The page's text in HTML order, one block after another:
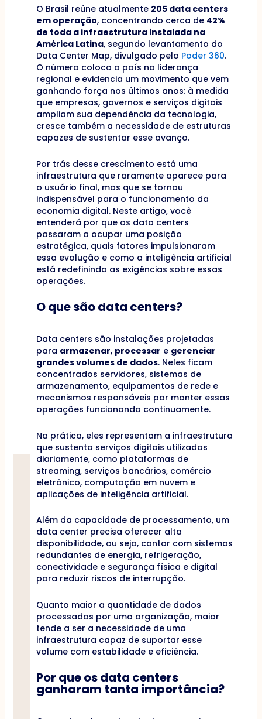
O Brasil reúne atualmente 205 data centers
em operação, concentrando cerca de 42%
de toda a infraestrutura instalada na
América Latina, segundo levantamento do
Data Center Map, divulgado pelo Poder 360.
O número coloca o país na liderança
regional e evidencia um movimento que vem
ganhando força nos últimos anos: à medida
que empresas, governos e serviços digitais
ampliam sua dependência da tecnologia,
cresce também a necessidade de estruturas
capazes de sustentar esse avanço.
Por trás desse crescimento está uma
infraestrutura que raramente aparece para
o usuário final, mas que se tornou
indispensável para o funcionamento da
economia digital. Neste artigo, você
entenderá por que os data centers
passaram a ocupar uma posição
estratégica, quais fatores impulsionaram
essa evolução e como a inteligência artificial
está redefinindo as exigências sobre essas
operações.
O que são data centers?
Data centers são instalações projetadas
para armazenar, processar e gerenciar
grandes volumes de dados. Neles ficam
concentrados servidores, sistemas de
armazenamento, equipamentos de rede e
mecanismos responsáveis por manter essas
operações funcionando continuamente.
Na prática, eles representam a infraestrutura
que sustenta serviços digitais utilizados
diariamente, como plataformas de
streaming, serviços bancários, comércio
eletrônico, computação em nuvem e
aplicações de inteligência artificial.
Além da capacidade de processamento, um
data center precisa oferecer alta
disponibilidade, ou seja, contar com sistemas
redundantes de energia, refrigeração,
conectividade e segurança física e digital
para reduzir riscos de interrupção.
Quanto maior a quantidade de dados
processados por uma organização, maior
tende a ser a necessidade de uma
infraestrutura capaz de suportar esse
volume com estabilidade e eficiência.
Por que os data centers
ganharam tanta importância?